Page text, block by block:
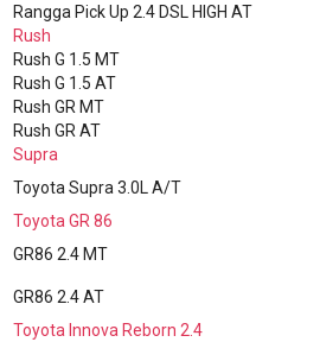
Rangga Pick Up 2.4 DSL HIGH AT
Rush
Rush G 1.5 MT
Rush G 1.5 AT
Rush GR MT
Rush GR AT
Supra
Toyota Supra 3.0L A/T
Toyota GR 86
GR86 2.4 MT
GR86 2.4 AT
Toyota Innova Reborn 2.4